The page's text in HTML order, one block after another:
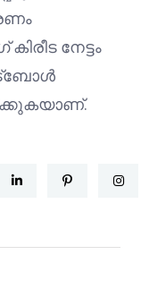
നേട്ടം